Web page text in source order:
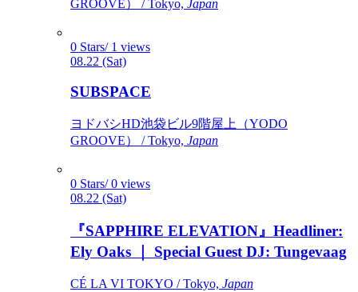
GROOVE） / Tokyo, Japan
0 Stars/ 1 views
08.22 (Sat)
SUBSPACE
ヨドバシHD池袋ビル9階屋上（YODO
GROOVE） / Tokyo, Japan
0 Stars/ 0 views
08.22 (Sat)
『SAPPHIRE ELEVATION』Headliner:
Ely Oaks ｜ Special Guest DJ: Tungevaag
CÉ LA VI TOKYO / Tokyo, Japan